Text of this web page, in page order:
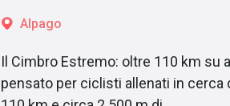
Alpago
Il Cimbro Estremo: oltre 110 km su
pensato per ciclisti allenati in cerca